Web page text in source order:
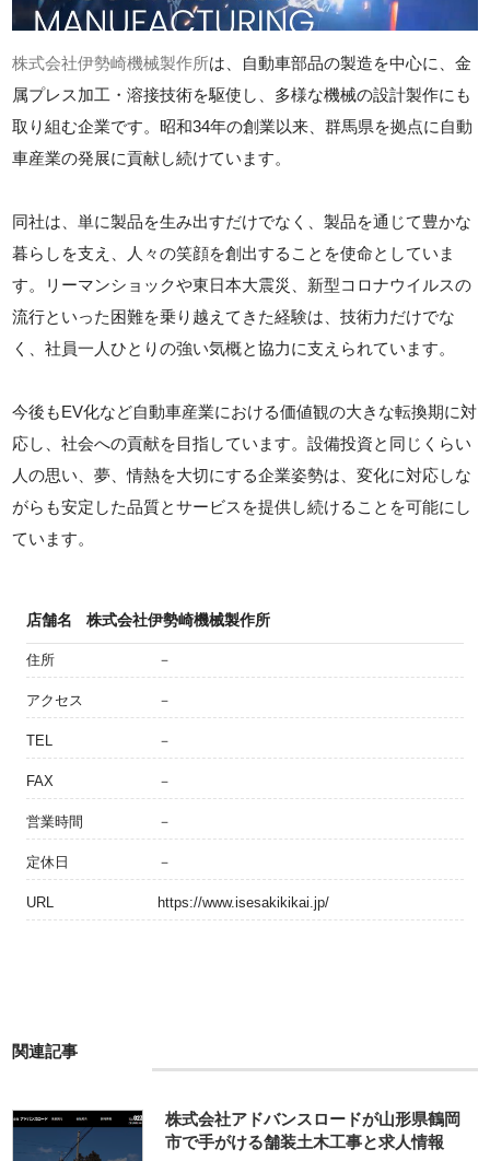
株式会社伊勢崎機械製作所は、自動車部品の製造を中心に、金
属プレス加工・溶接技術を駆使し、多様な機械の設計製作にも
取り組む企業です。昭和34年の創業以来、群馬県を拠点に自動
車産業の発展に貢献し続けています。
同社は、単に製品を生み出すだけでなく、製品を通じて豊かな
暮らしを支え、人々の笑顔を創出することを使命としていま
す。リーマンショックや東日本大震災、新型コロナウイルスの
流行といった困難を乗り越えてきた経験は、技術力だけでな
く、社員一人ひとりの強い気概と協力に支えられています。
今後もEV化など自動車産業における価値観の大きな転換期に対
応し、社会への貢献を目指しています。設備投資と同じくらい
人の思い、夢、情熱を大切にする企業姿勢は、変化に対応しな
がらも安定した品質とサービスを提供し続けることを可能にし
ています。
店舗名 株式会社伊勢崎機械製作所
住所 －
アクセス －
TEL －
FAX －
営業時間 －
定休日 －
URL https://www.isesakikikai.jp/
関連記事
株式会社アドバンスロードが山形県鶴岡
市で手がける舗装土木工事と求人情報